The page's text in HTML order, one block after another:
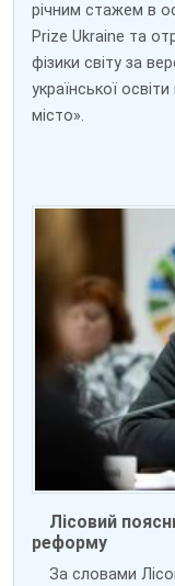
річним стажем в
Prize Ukraine та
фізики світу за
української
місто».
Лісовий
реформу
За словами